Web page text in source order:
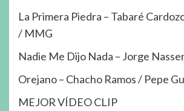
La Primera Piedra – Tabaré
/ MMG
Nadie Me Dijo Nada – Jorge
Orejano – Chacho Ramos / Pepe
MEJOR VÍDEO CLIP